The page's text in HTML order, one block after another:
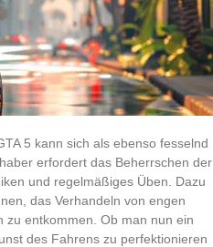
5 kann sich als ebenso fesselnd
erfordert das Beherrschen der
und regelmäßiges Üben. Dazu
das Verhandeln von engen
zu entkommen. Ob man nun ein
des Fahrens zu perfektionieren